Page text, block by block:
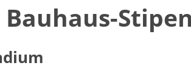
Bauhaus-